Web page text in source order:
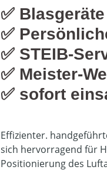
✅
✅
✅ STEIB-
✅ Meister-
✅ sofort
Effizienter.
sich hervorragend für
Positionierung des